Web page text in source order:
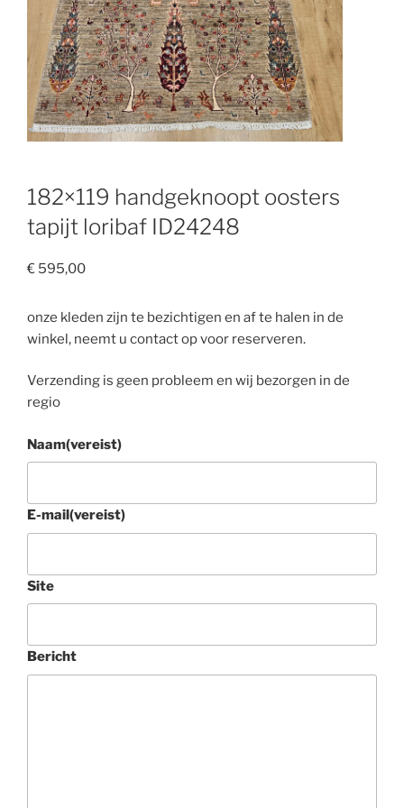
182×119 handgeknoopt oosters
tapijt loribaf ID24248
€ 595,00
onze kleden zijn te bezichtigen en af te halen in de
winkel, neemt u contact op voor reserveren.
Verzending is geen probleem en wij bezorgen in de
regio
Naam(vereist)
E-mail (vereist)
Site
Bericht